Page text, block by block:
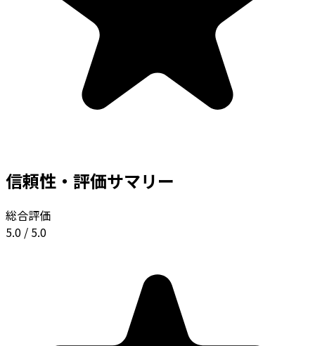
信頼性・評価サマリー
総合評価
5.0 / 5.0